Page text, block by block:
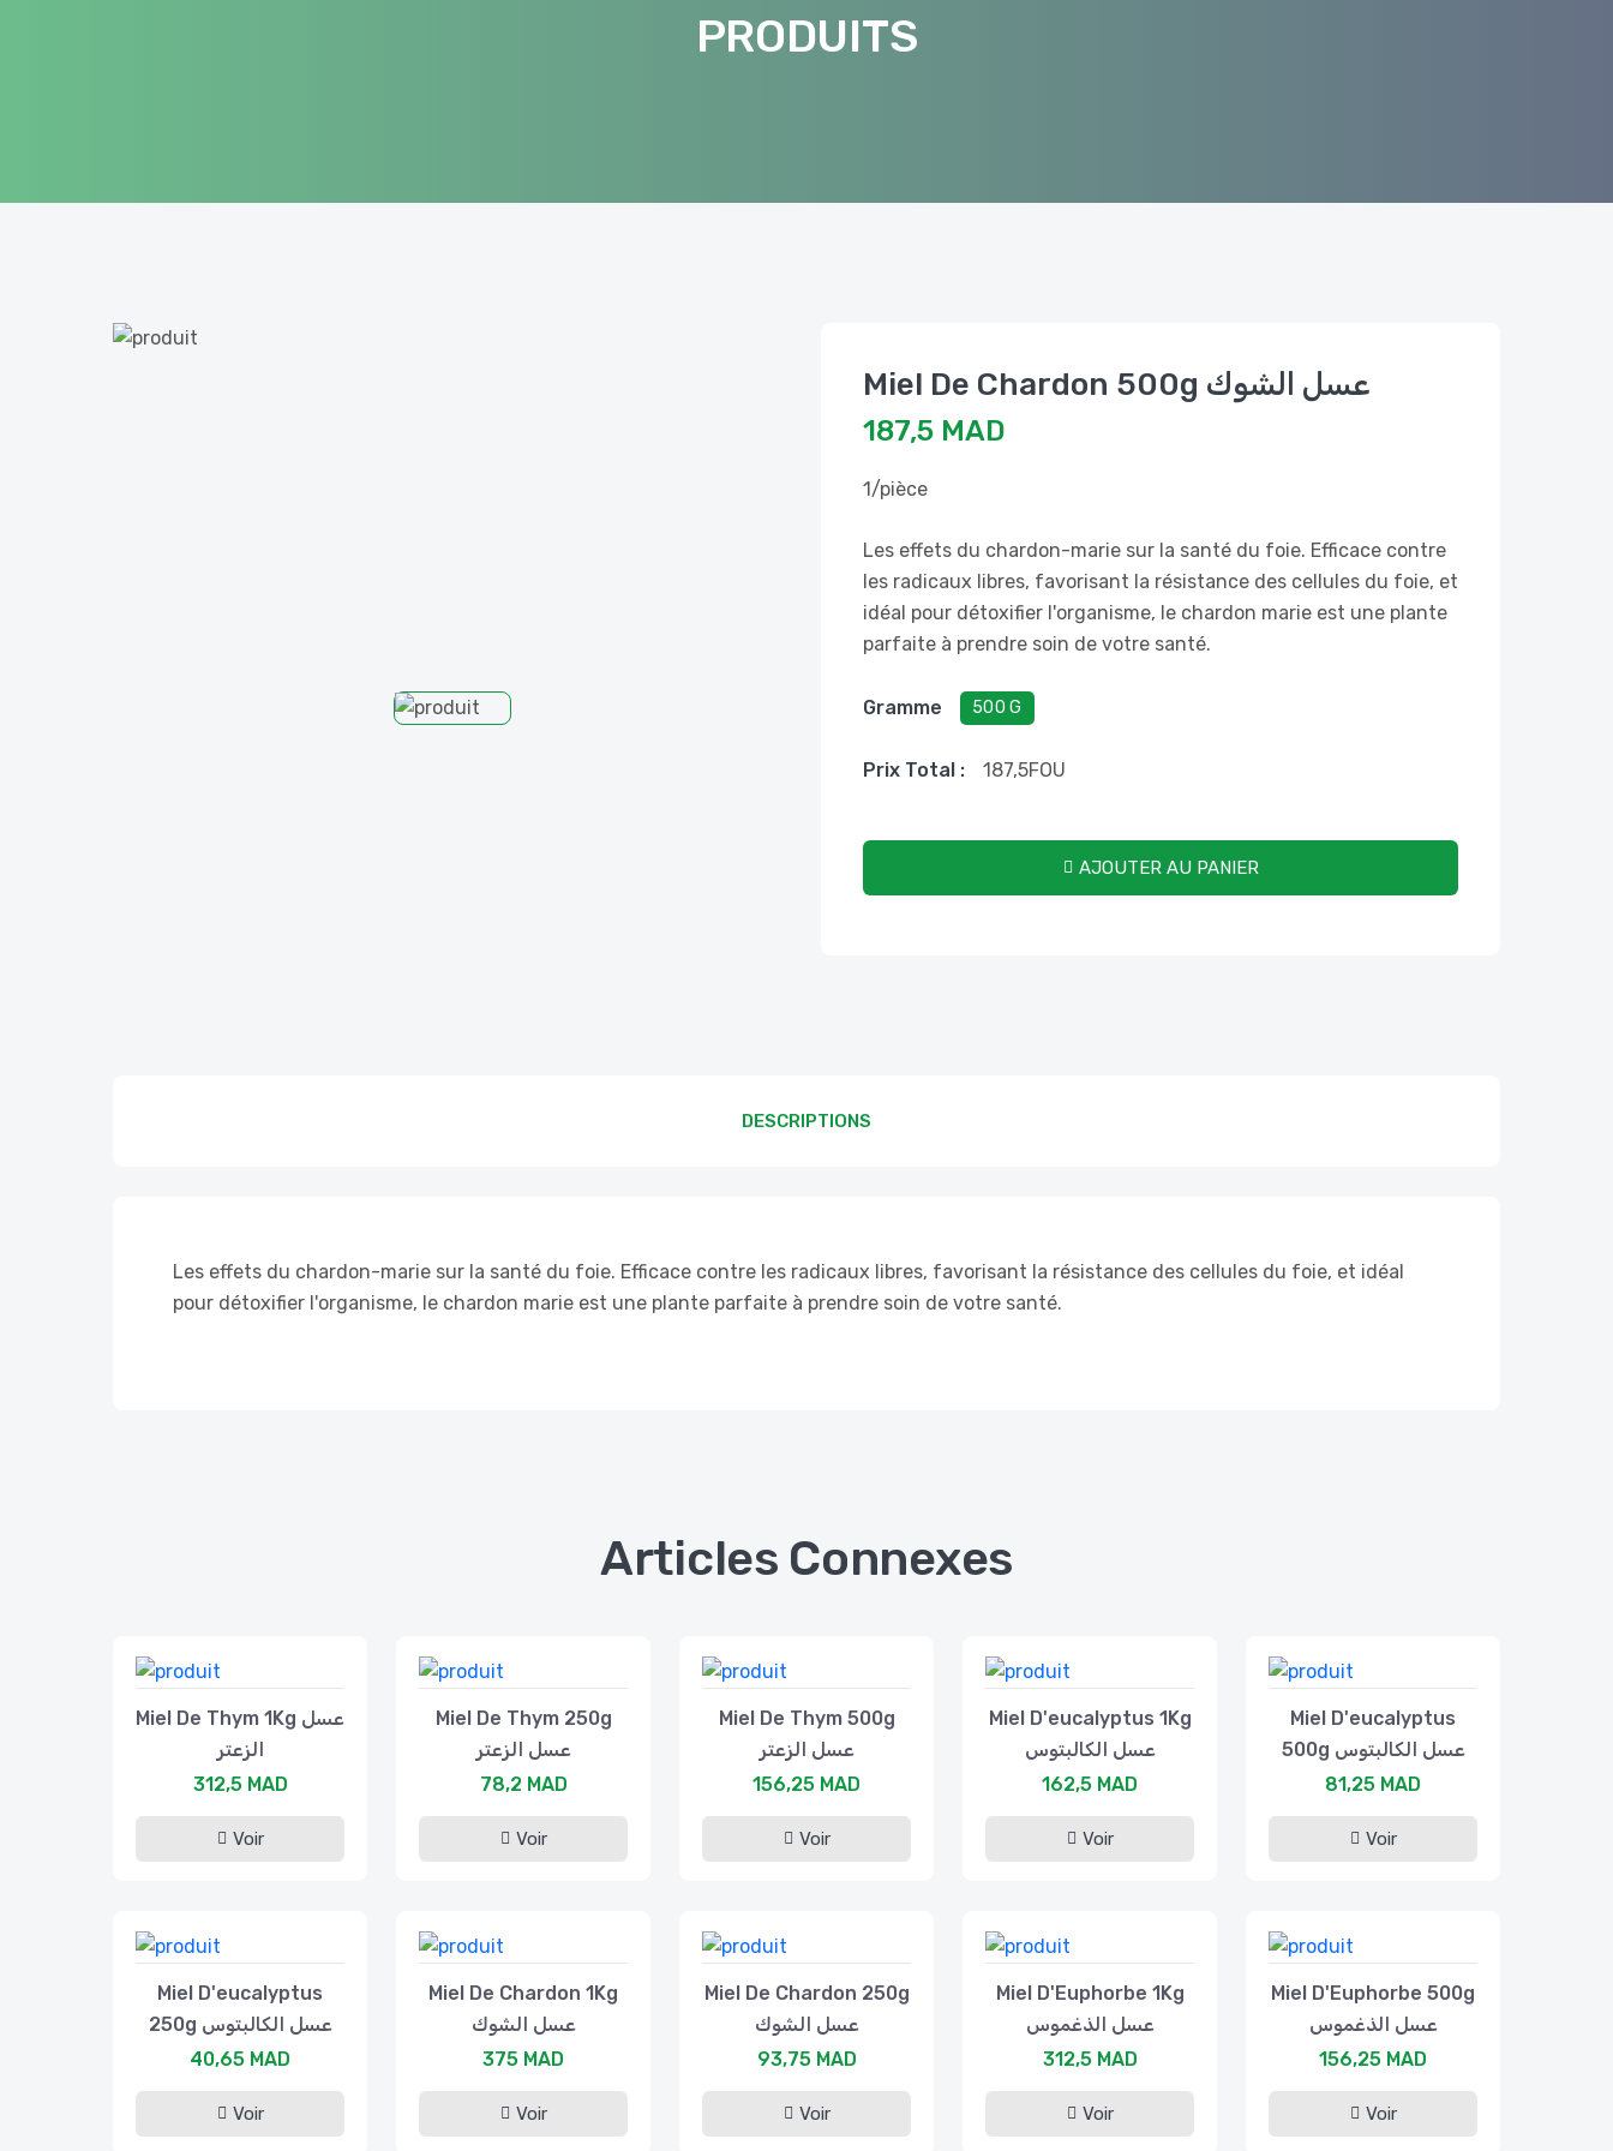
PRODUITS
Miel De Chardon 500g عسل الشوك
187,5 MAD
1/pièce
Les effets du chardon-marie sur la santé du foie. Efficace contre
les radicaux libres, favorisant la résistance des cellules du foie, et
idéal pour détoxifier l'organisme, le chardon marie est une plante
parfaite à prendre soin de votre santé.
Gramme 500 G
Prix ​​total : 187,5FOU
AJOUTER AU PANIER
DESCRIPTIONS
Les effets du chardon-marie sur la santé du foie. Efficace contre les radicaux libres, favorisant la résistance des cellules du foie, et idéal
pour détoxifier l'organisme, le chardon marie est une plante parfaite à prendre soin de votre santé.
Articles Connexes
Miel De Thym 1Kg عسل
الزعتر
312,5 MAD
Voir
Miel De Thym 250g
عسل الزعتر
78,2 MAD
Voir
Miel De Thym 500g
عسل الزعتر
156,25 MAD
Voir
Miel D'eucalyptus 1Kg
عسل الكالبتوس
162,5 MAD
Voir
Miel D'eucalyptus
500g عسل الكالبتوس
81,25 MAD
Voir
Miel D'eucalyptus
250g عسل الكالبتوس
40,65 MAD
Voir
Miel De Chardon 1Kg
عسل الشوك
375 MAD
Voir
Miel De Chardon 250g
عسل الشوك
93,75 MAD
Voir
Miel D'Euphorbe 1Kg
عسل الذغموس
312,5 MAD
Voir
Miel D'Euphorbe 500g
عسل الذغموس
156,25 MAD
Voir